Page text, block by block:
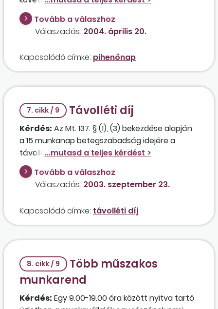
munkarendje az alábbiak szerint folyamatosan
ismétlődik: 1. nap – délelőtt 8 óra; 2. nap –
délután 8 óra; 3. nap – szabadnap? A dolgozó
Tovább a válaszhoz
Válaszadás: 2004. április 20.
Kapcsolódó címke: pihenőnap
7. cikk / 9 Távolléti díj
Kérdés: Az Mt. 137. § (1), (3) bekezdése alapján
a 15 munkanap betegszabadság idejére a
távolléti díj 80 százaléka jár. Beletartozik-e a
távolléti díjba az alapbéren kívül az évek óta
rendszeresen kapott mozgó bér, délutános
műszakpótlék, túlmunkadíj? Ha igen,
alapján a betegszabadságra járó keresetet
azzal az indoklással, hogy a különféle
rendszeres pótlékokkal azért nem számol, mert
rögzítve?
Tovább a válaszhoz
Válaszadás: 2003. szeptember 23.
Kapcsolódó címke: távolléti díj
8. cikk / 9
Több műszakos
munkarend
Kérdés: Egy 9.00-19.00 óra között nyitva tartó